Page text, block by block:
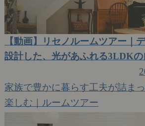
【動画】リセノルームツアー｜
設計した、光があふれる3LDKの
家族で豊かに暮らす工夫が詰ま
楽しむ｜ルームツアー